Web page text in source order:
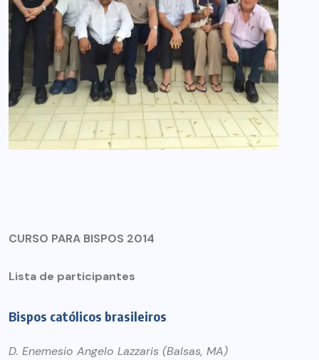
CURSO PARA BISPOS 2014
Lista de participantes
Bispos católicos brasileiros
D. Enemesio Angelo Lazzaris (Balsas, MA)